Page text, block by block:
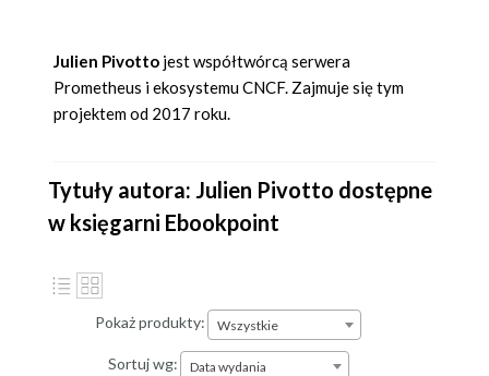
Julien Pivotto jest współtwórcą serwera
Prometheus i ekosystemu CNCF. Zajmuje się tym
projektem od 2017 roku.
Tytuły autora: Julien Pivotto dostępne
w księgarni Ebookpoint
Pokaż produkty: Wszystkie
Sortuj wg: Data wydania